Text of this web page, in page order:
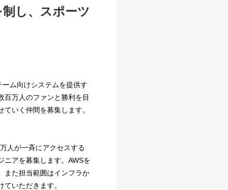
し、スポーツ
ム向けシステムを提供す
百万人のファンと勝利を目
いく仲間を募集します。
人が一斉にアクセスする
ニアを募集します。AWSを
また担当範囲はインフラか
いただきます。